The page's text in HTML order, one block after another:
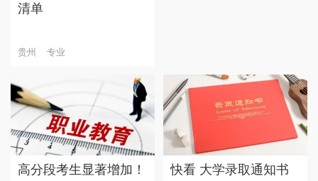
清单
贵州 专业
高分段考生显著增加！
快看 大学录取通知书